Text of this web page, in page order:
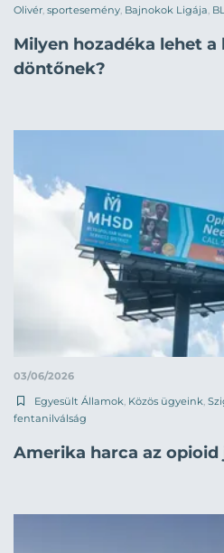
Olivér sportesemény Bajnokok Ligája
Milyen hozadéka lehet a
döntőnek?
03/06/2026
Egyesült Államok Közös ügyeink
fentanilválság
Amerika harca az opioid